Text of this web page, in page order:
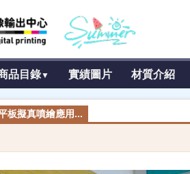
品目錄▼ 實績圖片 材質介紹
板擬真噴繪應用...